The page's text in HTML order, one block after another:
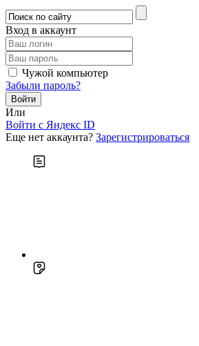
Вход в аккаунт
Чужой компьютер
Забыли пароль?
Или
Войти c Яндекс ID
Еще нет аккаунта? Зарегистрироваться